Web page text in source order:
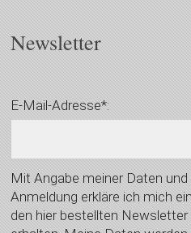
Newsletter
E-Mail-Adresse*:
Mit Angabe meiner Daten
Anmeldung erkläre ich mich
den hier bestellten Newsletter